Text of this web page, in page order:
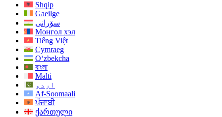
Shqip
Gaeilge
سۆرانی
Монгол хэл
Tiếng Việt
Cymraeg
O‘zbekcha
বাংলা
Malti
اردو
Af-Soomaali
ਪੰਜਾਬੀ
ქართული